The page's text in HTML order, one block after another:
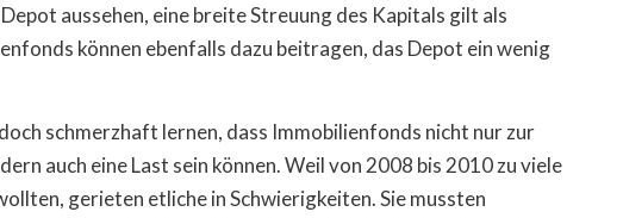
aussehen, eine breite Streuung des Kapitals gilt als
können ebenfalls dazu beitragen, das Depot ein wenig
schmerzhaft lernen, dass Immobilienfonds nicht nur zur
auch eine Last sein können. Weil von 2008 bis 2010 zu viele
gerieten etliche in Schwierigkeiten. Sie mussten